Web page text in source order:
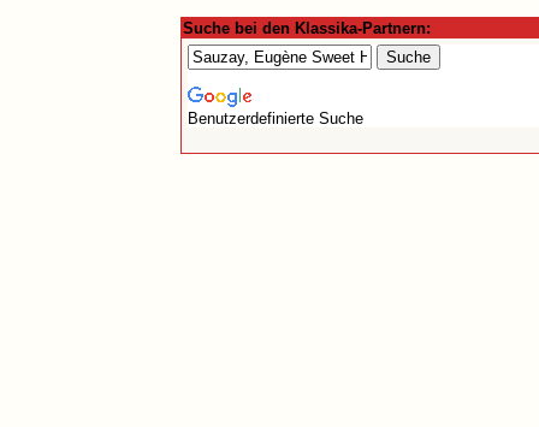
Suche bei den Klassika-Partnern:
Benutzerdefinierte Suche